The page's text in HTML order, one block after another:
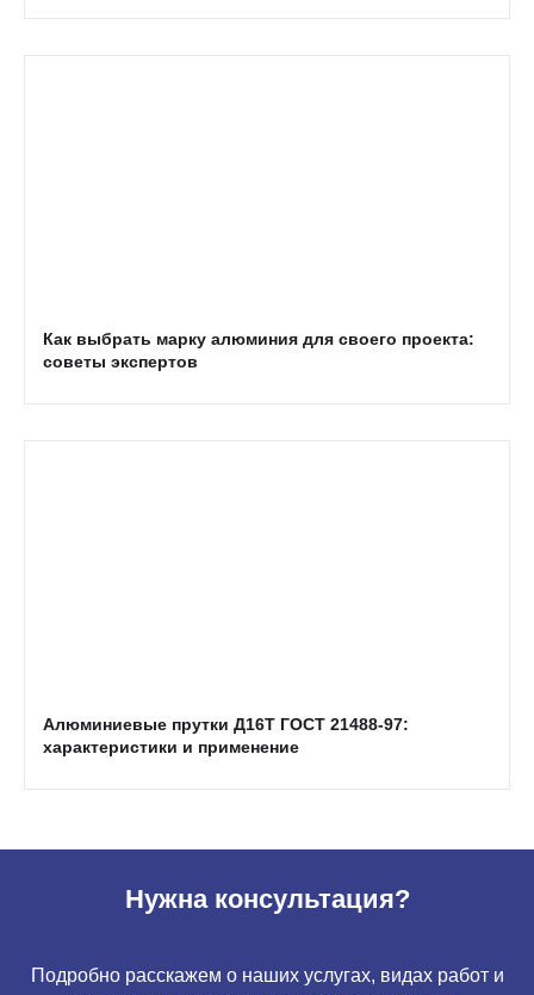
Как выбрать марку алюминия для своего проекта:
советы экспертов
Алюминиевые прутки Д16Т ГОСТ 21488-97:
характеристики и применение
Нужна консультация?
Подробно расскажем о наших услугах, видах работ и